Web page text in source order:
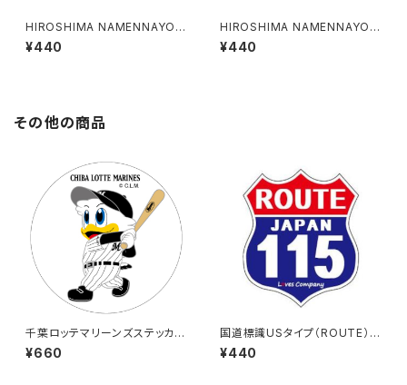
HIROSHIMA NAMENNAYO
（なめねこ）ご当地ステッカー B-
5
¥440
HIROSHIMA NAMENNAYO
（なめねこ）ご当地ステッカー B-
6
¥440
その他の商品
千葉ロッテマリーンズステッカー
8（大）
¥660
国道標識USタイプ（ROUTE）ス
テッカー 115号線
¥440